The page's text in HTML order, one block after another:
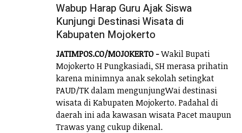
Wabup Harap Guru Ajak Siswa
Kunjungi Destinasi Wisata di
Kabupaten Mojokerto
JATIMPOS.CO/MOJOKERTO -Wakil Bupati
Mojokerto H Pungkasiadi, SH merasa prihatin
karena minimnya anak sekolah setingkat
PAUD/TK dalam mengunjungWai destinasi
wisata di Kabupaten Mojokerto. Padahal di
daerah ini ada kawasan wisata Pacet maupun
Trawas yang cukup dikenal.